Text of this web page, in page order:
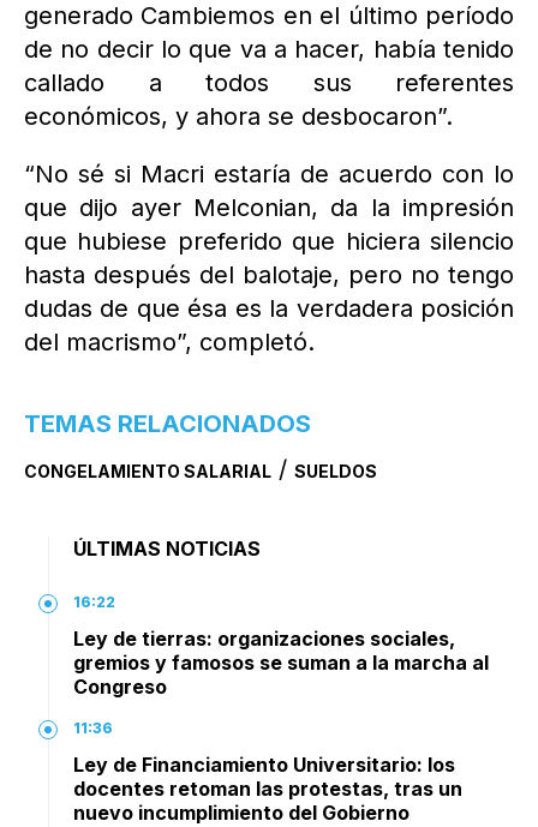
generado Cambiemos en el último período
de no decir lo que va a hacer, había tenido
callado a todos sus referentes
económicos, y ahora se desbocaron”.
“No sé si Macri estaría de acuerdo con lo
que dijo ayer Melconian, da la impresión
que hubiese preferido que hiciera silencio
hasta después del balotaje, pero no tengo
dudas de que ésa es la verdadera posición
del macrismo”, completó.
TEMAS RELACIONADOS
CONGELAMIENTO SALARIAL / SUELDOS
ÚLTIMAS NOTICIAS
16:22
Ley de tierras: organizaciones sociales,
gremios y famosos se suman a la marcha al
Congreso
11:36
Ley de Financiamiento Universitario: los
docentes retoman las protestas, tras un
nuevo incumplimiento del Gobierno